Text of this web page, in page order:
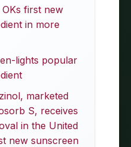
first new
in more
lights popular
marketed
S, receives
in the United
new sunscreen